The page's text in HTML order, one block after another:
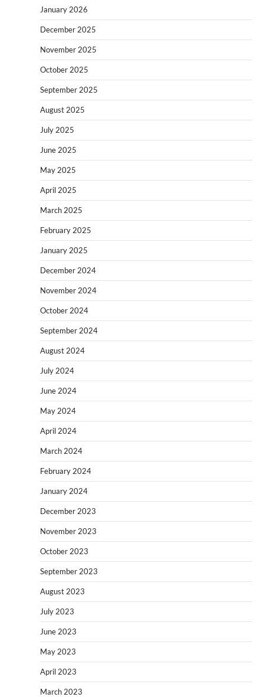
January 2026
December 2025
November 2025
October 2025
September 2025
August 2025
July 2025
June 2025
May 2025
April 2025
March 2025
February 2025
January 2025
December 2024
November 2024
October 2024
September 2024
August 2024
July 2024
June 2024
May 2024
April 2024
March 2024
February 2024
January 2024
December 2023
November 2023
October 2023
September 2023
August 2023
July 2023
June 2023
May 2023
April 2023
March 2023